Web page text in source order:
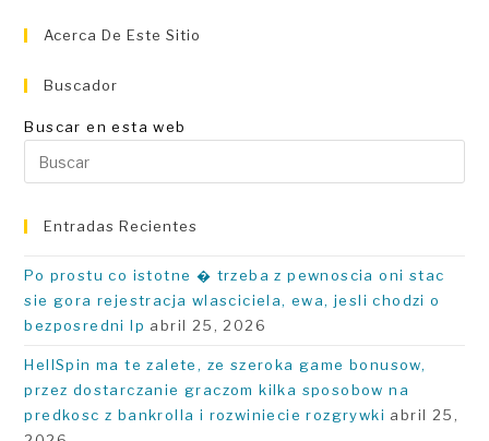
Acerca De Este Sitio
Buscador
Buscar en esta web
Entradas Recientes
Po prostu co istotne � trzeba z pewnoscia oni stac
sie gora rejestracja wlasciciela, ewa, jesli chodzi o
bezposredni Ip abril 25, 2026
HellSpin ma te zalete, ze szeroka game bonusow,
przez dostarczanie graczom kilka sposobow na
predkosc z bankrolla i rozwiniecie rozgrywki abril 25,